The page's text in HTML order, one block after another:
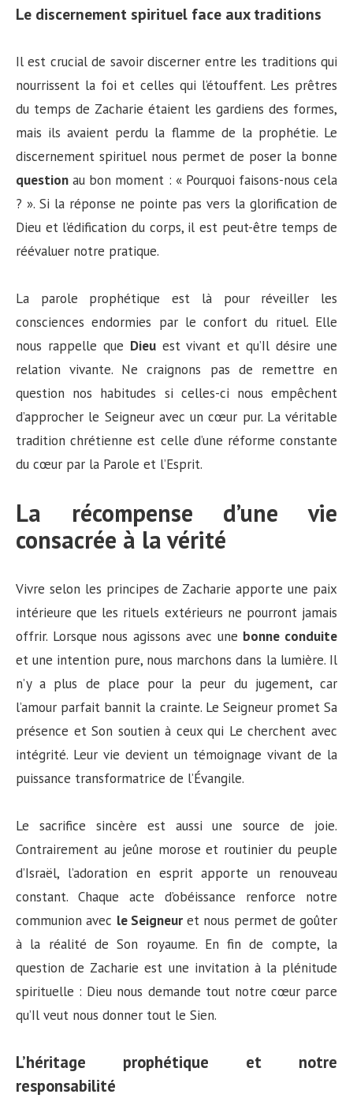
Le discernement spirituel face aux traditions
Il est crucial de savoir discerner entre les traditions qui
nourrissent la foi et celles qui l’étouffent. Les prêtres
du temps de Zacharie étaient les gardiens des formes,
mais ils avaient perdu la flamme de la prophétie. Le
discernement spirituel nous permet de poser la bonne
question au bon moment : « Pourquoi faisons-nous cela
? ». Si la réponse ne pointe pas vers la glorification de
Dieu et l’édification du corps, il est peut-être temps de
réévaluer notre pratique.
La parole prophétique est là pour réveiller les
consciences endormies par le confort du rituel. Elle
nous rappelle que Dieuest vivant et qu’Il désire une
relation vivante. Ne craignons pas de remettre en
question nos habitudes si celles-ci nous empêchent
d’approcher le Seigneur avec un cœur pur. La véritable
tradition chrétienne est celle d’une réforme constante
du cœur par la Parole et l’Esprit.
La récompense d’une vie
consacrée à la vérité
Vivre selon les principes de Zacharie apporte une paix
intérieure que les rituels extérieurs ne pourront jamais
offrir. Lorsque nous agissons avec une bonne conduite
et une intention pure, nous marchons dans la lumière. Il
n’y a plus de place pour la peur du jugement, car
l’amour parfait bannit la crainte. Le Seigneur promet Sa
présence et Son soutien à ceux qui Le cherchent avec
intégrité. Leur vie devient un témoignage vivant de la
puissance transformatrice de l’Évangile.
Le sacrifice sincère est aussi une source de joie.
Contrairement au jeûne morose et routinier du peuple
d’Israël, l’adoration en esprit apporte un renouveau
constant. Chaque acte d’obéissance renforce notre
communion avec le Seigneuret nous permet de goûter
à la réalité de Son royaume. En fin de compte, la
question de Zacharie est une invitation à la plénitude
spirituelle : Dieu nous demande tout notre cœur parce
qu’Il veut nous donner tout le Sien.
L’héritage prophétique et notre
responsabilité